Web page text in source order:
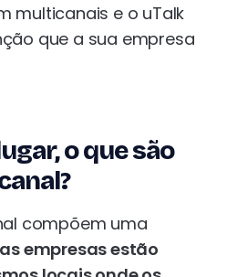
multicanais e o uTalk
que a sua empresa
o que são
compõem uma
empresas estão